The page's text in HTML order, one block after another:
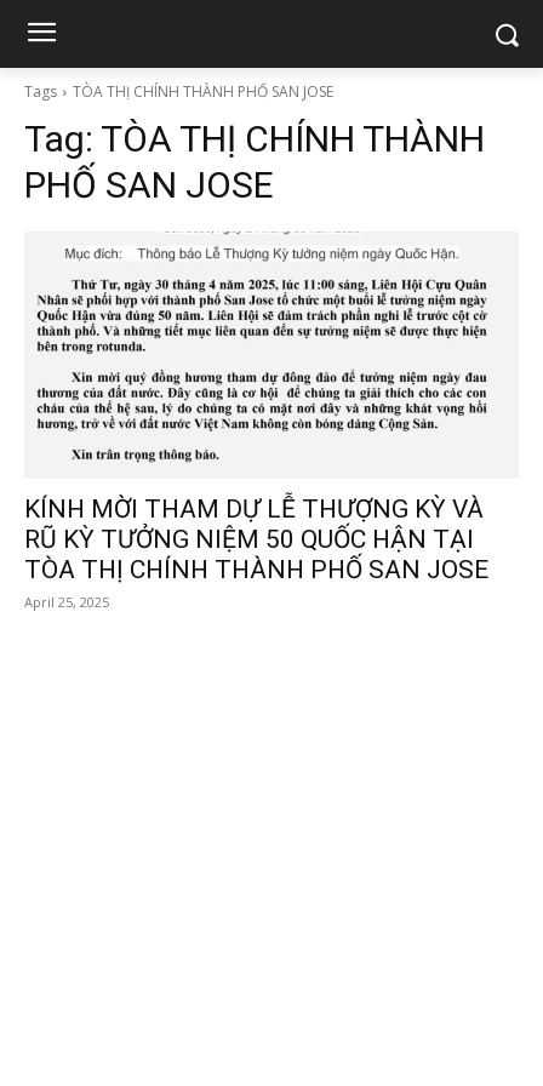
Tags TÒA THỊ CHÍNH THÀNH PHỐ SAN JOSE
Tag: TÒA THỊ CHÍNH THÀNH
PHỐ SAN JOSE
KÍNH MỜI THAM DỰ LỄ THƯỢNG KỲ VÀ
RŨ KỲ TƯỞNG NIỆM 50 QUỐC HẬN TẠI
TÒA THỊ CHÍNH THÀNH PHỐ SAN JOSE
April 25, 2025